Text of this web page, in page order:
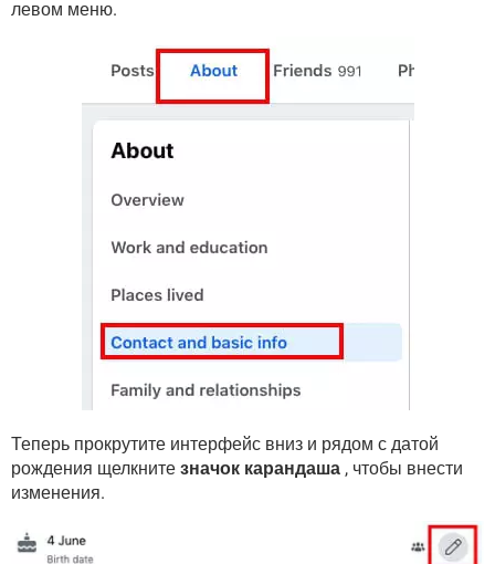
левом меню.
Теперь прокрутите интерфейс вниз и рядом с датой
рождения щелкните значок карандаша , чтобы внести
изменения.